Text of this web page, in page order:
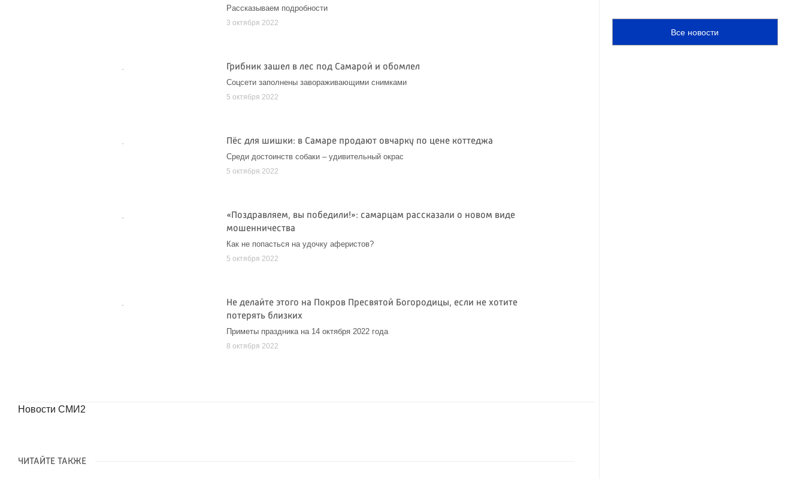
Рассказываем подробности
3 октября 2022
Грибник зашел в лес под Самарой и обомлел
Соцсети заполнены завораживающими снимками
5 октября 2022
Пёс для шишки: в Самаре продают овчарку по цене коттеджа
Среди достоинств собаки – удивительный окрас
5 октября 2022
«Поздравляем, вы победили!»: самарцам рассказали о новом виде
мошенничества
Как не попасться на удочку аферистов?
5 октября 2022
Не делайте этого на Покров Пресвятой Богородицы, если не хотите
потерять близких
Приметы праздника на 14 октября 2022 года
8 октября 2022
Новости СМИ2
ЧИТАЙТЕ ТАКЖЕ
Все новости